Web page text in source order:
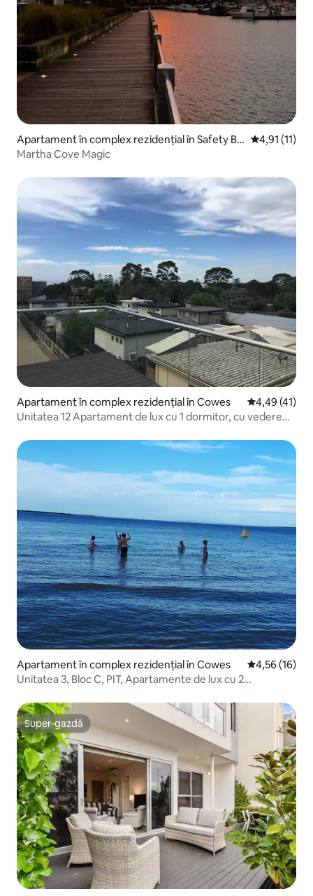
Apartament în complex rezidențial în Safety Be
ach
Scor mediu
4,91 (11)
Martha Cove Magic
Apartament în complex rezidențial în Cowes Scor mediu
4,49 (41)
Unitatea 12 Apartament de lux cu 1 dormitor, cu vedere
Apartament în complex rezidențial în Cowes Scor mediu
4,56 (16)
Unitatea 3, Bloc C, PIT, Apartamente de lux cu 2
Super-gazdă
Super-gazdă